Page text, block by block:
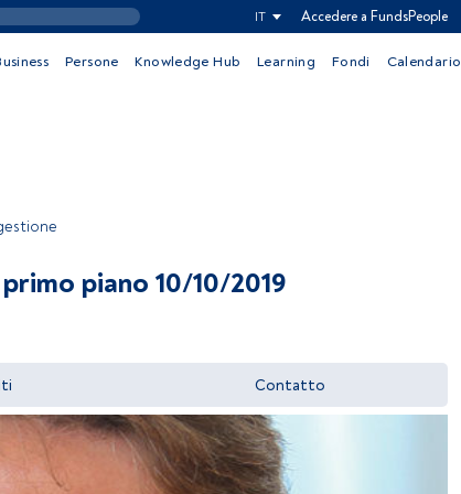
IT Accedere a FundsPeople
Persone Knowledge Hub Learning Fondi Calendario
Accedere a FundsPeople
piano 10/10/2019
Contatto